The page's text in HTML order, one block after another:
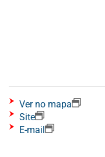
Ver no mapa
Site
E-mail